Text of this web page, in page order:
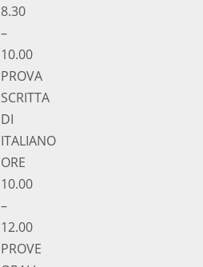
8.30
–
10.00
PROVA
SCRITTA
DI
ITALIANO
ORE
10.00
–
12.00
PROVE